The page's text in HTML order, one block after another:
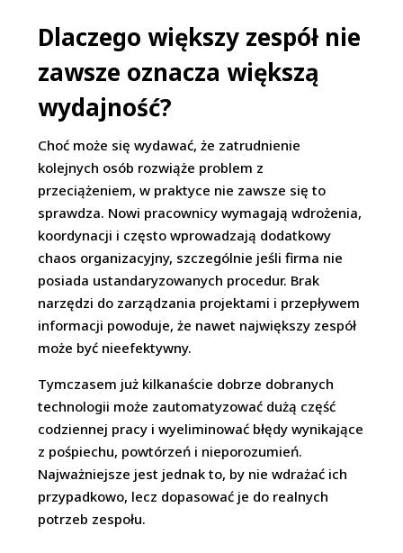
Dlaczego większy zespół nie
zawsze oznacza większą
wydajność?
Choć może się wydawać, że zatrudnienie
kolejnych osób rozwiąże problem z
przeciążeniem, w praktyce nie zawsze się to
sprawdza. Nowi pracownicy wymagają wdrożenia,
koordynacji i często wprowadzają dodatkowy
chaos organizacyjny, szczególnie jeśli firma nie
posiada ustandaryzowanych procedur. Brak
narzędzi do zarządzania projektami i przepływem
informacji powoduje, że nawet największy zespół
może być nieefektywny.
Tymczasem już kilkanaście dobrze dobranych
technologii może zautomatyzować dużą część
codziennej pracy i wyeliminować błędy wynikające
z pośpiechu, powtórzeń i nieporozumień.
Najważniejsze jest jednak to, by nie wdrażać ich
przypadkowo, lecz dopasować je do realnych
potrzeb zespołu.